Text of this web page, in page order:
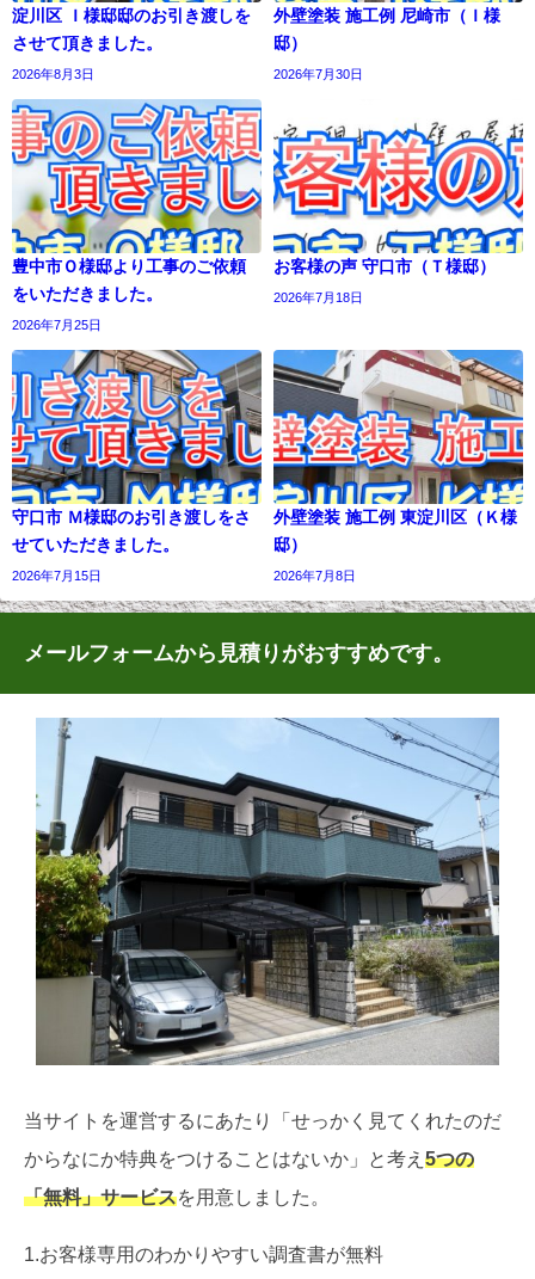
淀川区 Ｉ様邸邸のお引き渡しを
させて頂きました。
2026年8月3日
外壁塗装 施工例 尼崎市（Ｉ様
邸）
2026年7月30日
豊中市Ｏ様邸より工事のご依頼
をいただきました。
2026年7月25日
お客様の声 守口市（Ｔ様邸）
2026年7月18日
守口市 Ｍ様邸のお引き渡しをさ
せていただきました。
2026年7月15日
外壁塗装 施工例 東淀川区（Ｋ様
邸）
2026年7月8日
メールフォームから見積りがおすすめです。
当サイトを運営するにあたり「せっかく見てくれたのだ
からなにか特典をつけることはないか」と考え 5つの
「無料」サービスを用意しました。
1.お客様専用のわかりやすい調査書が無料